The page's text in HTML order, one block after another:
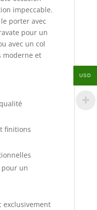
impeccable.
porter avec
pour un
avec un col
moderne et
finitions
pour un
exclusivement
USD